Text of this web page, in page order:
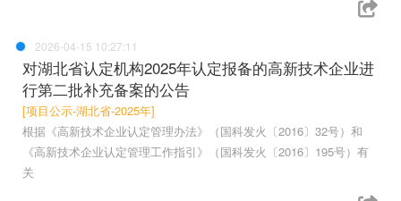
2026-04-15 10:27:11
对湖北省认定机构2025年认定报备的高新技术企业进
行第二批补充备案的公告
[项目公示-湖北省-2025年]
根据《高新技术企业认定管理办法》（国科发火〔2016〕32号）和
《高新技术企业认定管理工作指引》（国科发火〔2016〕195号）有
关